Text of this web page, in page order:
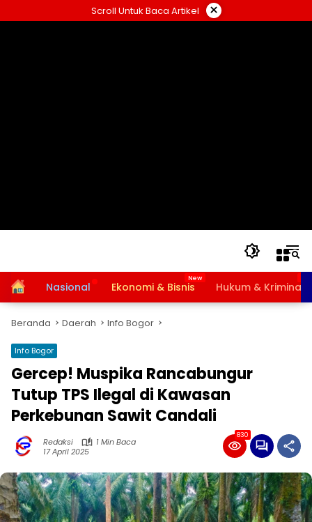
ke
Scroll Untuk Baca Artikel ×
HomeNasional Ekonomi & Bisnis Hukum & Kriminal
Beranda Daerah Info Bogor
Info Bogor
Gercep! Muspika Rancabungur
Tutup TPS Ilegal di Kawasan
Perkebunan Sawit Candali
Redaksi
1 Min Baca
17 April 2025
830